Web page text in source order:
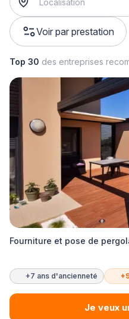
Voir par prestation
Top 30 des entreprises
Fourniture et pose de
+7 ans d'ancienneté
Je veux